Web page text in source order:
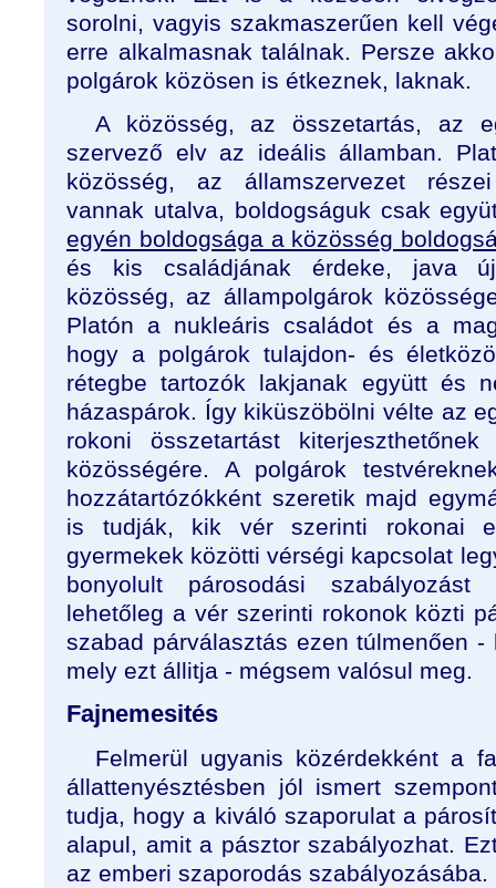
sorolni, vagyis szakmaszerűen kell
erre alkalmasnak találnak. Persze
polgárok közösen is étkeznek, laknak.
A közösség, az összetartás, az
szervező elv az ideális államban.
közösség, az államszervezet
vannak utalva, boldogságuk csak
egyén boldogsága a közösség
és kis családjának érdeke, java
közösség, az állampolgárok
Platón a nukleáris családot és a
hogy a polgárok tulajdon- és
rétegbe tartozók lakjanak együtt és
házaspárok. Így kiküszöbölni vélte az
rokoni összetartást
közösségére. A polgárok
hozzátartózókként szeretik majd
is tudják, kik vér szerinti rokonai
gyermekek közötti vérségi kapcsolat
bonyolult párosodási
lehetőleg a vér szerinti rokonok közti
szabad párválasztás ezen túlmenően
mely ezt állitja - mégsem valósul meg.
Fajnemesités
Felmerül ugyanis közérdekként a
állattenyésztésben jól ismert
tudja, hogy a kiváló szaporulat a
alapul, amit a pásztor szabályozhat.
az emberi szaporodás